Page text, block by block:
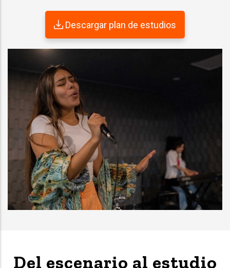
Descargar plan de estudios
Del escenario al estudio